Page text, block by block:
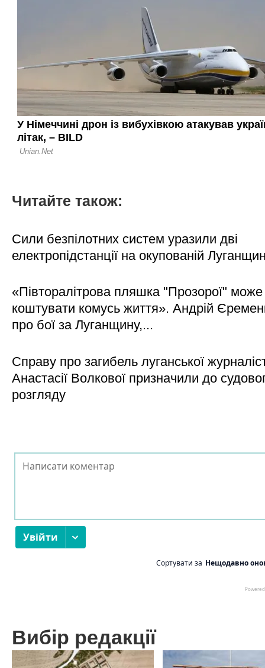
Читайте також:
Сили безпілотних систем уразили дві
електропідстанції на окупованій
«Півторалітрова пляшка "Прозорої" може
коштувати комусь життя». Андрій
про бої за Луганщину,...
Справу про загибель луганської
Анастасії Волкової призначили до
розгляду
Вибір редакції